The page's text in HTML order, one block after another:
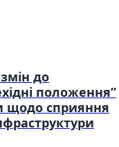
до
положення”
щодо сприяння